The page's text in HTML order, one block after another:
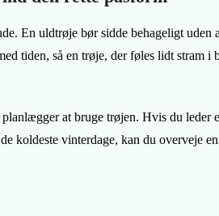
En uldtrøje bør sidde behageligt
tiden, så en trøje, der føles lidt stram i
at bruge trøjen. Hvis du
koldeste vinterdage, kan du overveje